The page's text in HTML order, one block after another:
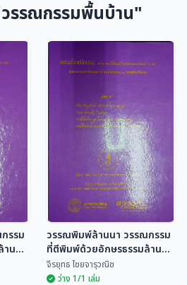
รรณกรรมพื้นบ้าน"
รรม
นนา
วรรณพิมพ์ล้านนา วรรณกรรม
ที่ตีพิมพ์ด้วยอักษรธรรมล้านนา
60 เล่ม
จีรยุทธ ไชยจารุวณิช
ว่าง 1/1 เล่ม